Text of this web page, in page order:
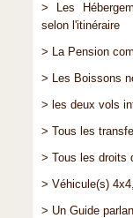
> Les
selon l'itinéraire
> La Pension
> Les Boissons
> les deux vols
> Tous les
> Tous les droits
> Véhicule(s)
> Un Guide